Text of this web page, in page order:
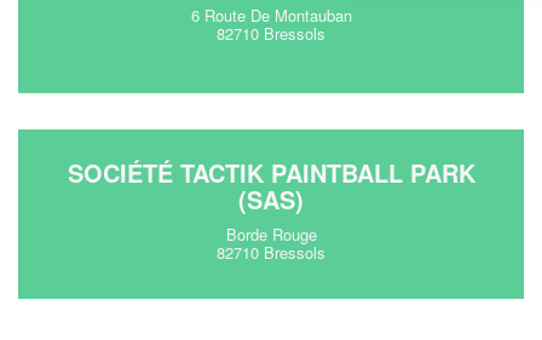
6 Route De Montauban
82710 Bressols
SOCIÉTÉ TACTIK PAINTBALL PARK
(SAS)
Borde Rouge
82710 Bressols